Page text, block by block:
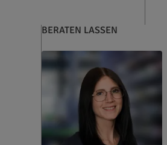
BERATEN LASSEN